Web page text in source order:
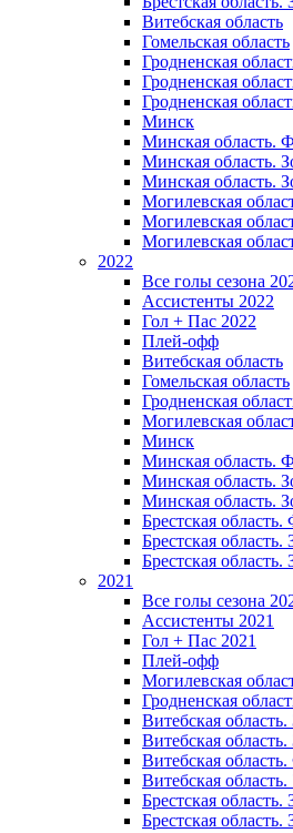
Витебская область
Гомельская область
Гродненская
Гродненская
Гродненская
Минск
Минская область.
Минская область.
Минская область.
Могилевская
Могилевская
Могилевская
2022
Все голы сезона
Ассистенты 2022
Гол + Пас 2022
Плей-офф
Витебская область
Гомельская область
Гродненская
Могилевская
Минск
Mинская область.
Минская область.
Минская область.
Брестская
Брестская область.
Брестская область.
2021
Все голы сезона
Ассистенты 2021
Гол + Пас 2021
Плей-офф
Могилевская
Гродненская
Витебская
Витебская
Витебская
Витебская область.
Брестская область.
Брестская область.